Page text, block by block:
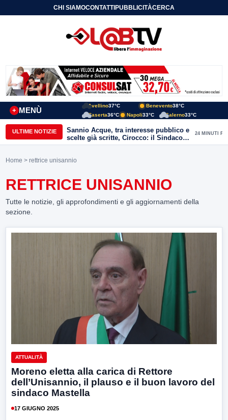
CHI SIAMOCONTATTIPUBBLICITÀCERCA
MENÙ
+
Avellino37°C Benevento38°C
Caserta36°C Napoli33°C Salerno33°C
ULTIME NOTIZIE
Sannio Acque, tra interesse pubblico e
scelte già scritte, Cirocco: il Sindaco
renda chiara la posizione di Molinara
24 MINUTI FA
Home > rettrice unisannio
RETTRICE UNISANNIO
Tutte le notizie, gli approfondimenti e gli aggiornamenti della
sezione.
ATTUALITÀ
Moreno eletta alla carica di Rettore
dell’Unisannio, il plauso e il buon lavoro del
sindaco Mastella
17 GIUGNO 2025